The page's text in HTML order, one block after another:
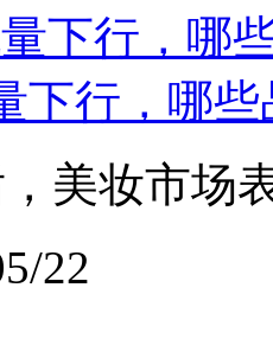
下行，哪
美妆市场
22